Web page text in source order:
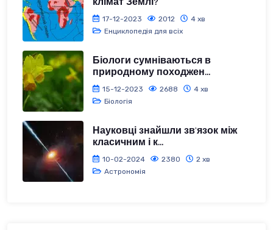
17-12-2023 2012
4 хв
Енциклопедія для всіх
Біологи сумніваються в
природному походжен...
15-12-2023 2688
4 хв
Біологія
Науковці знайшли зв'язок між
класичним і к...
10-02-2024 2380
2 хв
Астрономія